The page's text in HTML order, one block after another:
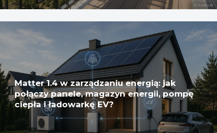
Matter 1.4 w zarządzaniu energią: jak
połączy panele, magazyn energii, pompę
ciepła i ładowarkę EV?